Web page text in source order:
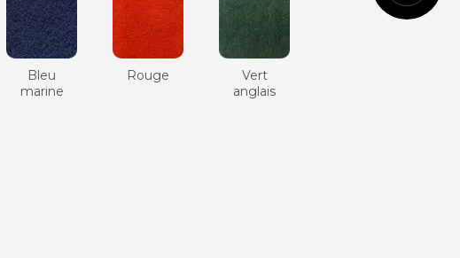
Bleu
marine
Rouge
Vert
anglais